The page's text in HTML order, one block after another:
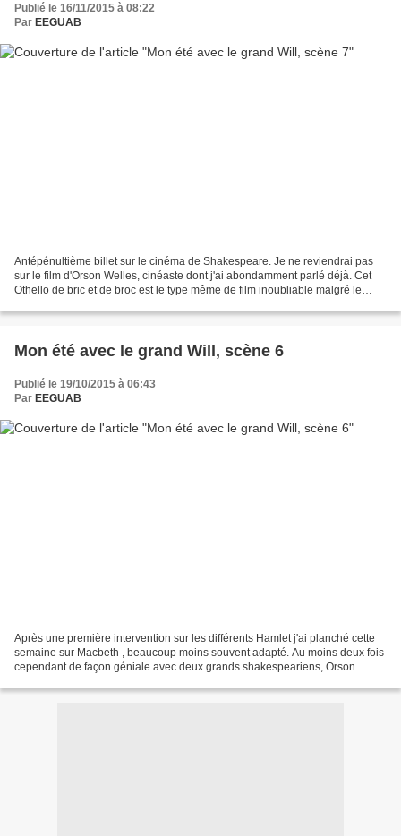
Publié le 16/11/2015 à 08:22
Par EEGUAB
Antépénultième billet sur le cinéma de Shakespeare. Je ne reviendrai pas
sur le film d'Orson Welles, cinéaste dont j'ai abondamment parlé déjà. Cet
Othello de bric et de broc est le type même de film inoubliable malgré le
Mon été avec le grand Will, scène 6
Publié le 19/10/2015 à 06:43
Par EEGUAB
Après une première intervention sur les différents Hamlet j'ai planché cette
semaine sur Macbeth , beaucoup moins souvent adapté. Au moins deux fois
cependant de façon géniale avec deux grands shakespeariens, Orson